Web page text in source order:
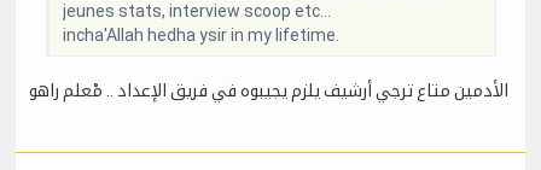
jeunes stats, interview scoop etc...
incha'Allah hedha ysir in my lifetime.
الأدمين متاع ترجي أرشيف يلزم يجيبوه في فريق الإعداد .. مْعلم راهو